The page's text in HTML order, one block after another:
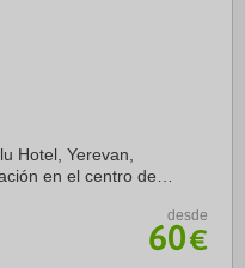
Hotel, Yerevan,
en el centro de
desde
60€